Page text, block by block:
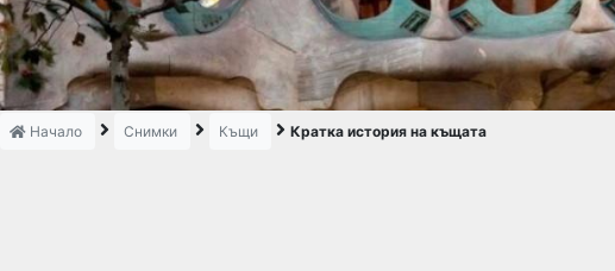
Начало Снимки Къщи Кратка история на къщата